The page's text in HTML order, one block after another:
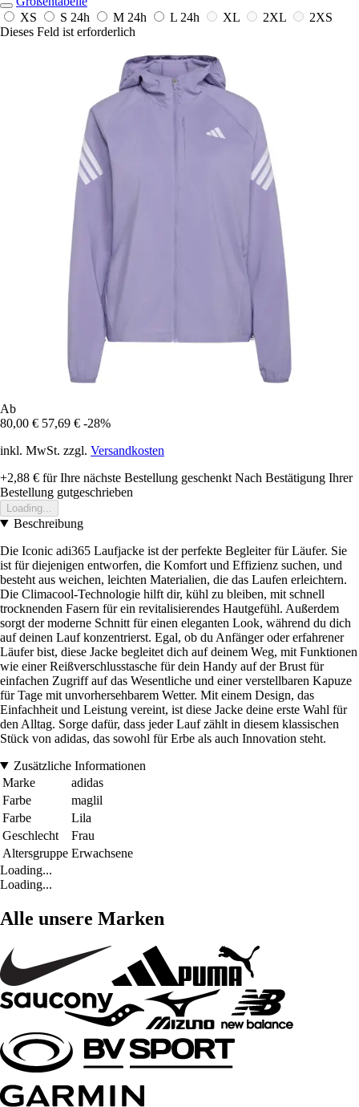
XS
S 24h M 24h L 24h XL 2XL
2XS
Dieses Feld ist erforderlich
Ab
80,00 € 57,69 € -28%
inkl. MwSt. zzgl. Versandkosten
+2,88 € für Ihre nächste Bestellung geschenkt Nach Bestätigung Ihrer
Bestellung gutgeschrieben
Loading...
Beschreibung
Die Iconic adi365 Laufjacke ist der perfekte Begleiter für Läufer. Sie
ist für diejenigen entworfen, die Komfort und Effizienz suchen, und
besteht aus weichen, leichten Materialien, die das Laufen erleichtern.
Die Climacool-Technologie hilft dir, kühl zu bleiben, mit schnell
trocknenden Fasern für ein revitalisierendes Hautgefühl. Außerdem
sorgt der moderne Schnitt für einen eleganten Look, während du dich
auf deinen Lauf konzentrierst. Egal, ob du Anfänger oder erfahrener
Läufer bist, diese Jacke begleitet dich auf deinem Weg, mit Funktionen
wie einer Reißverschlusstasche für dein Handy auf der Brust für
einfachen Zugriff auf das Wesentliche und einer verstellbaren Kapuze
für Tage mit unvorhersehbarem Wetter. Mit einem Design, das
Einfachheit und Leistung vereint, ist diese Jacke deine erste Wahl für
den Alltag. Sorge dafür, dass jeder Lauf zählt in diesem klassischen
Stück von adidas, das sowohl für Erbe als auch Innovation steht.
Zusätzliche Informationen
Marke
adidas
Farbe
maglil
Farbe
Lila
Geschlecht
Frau
Altersgruppe Erwachsene
Loading...
Loading...
Alle unsere Marken